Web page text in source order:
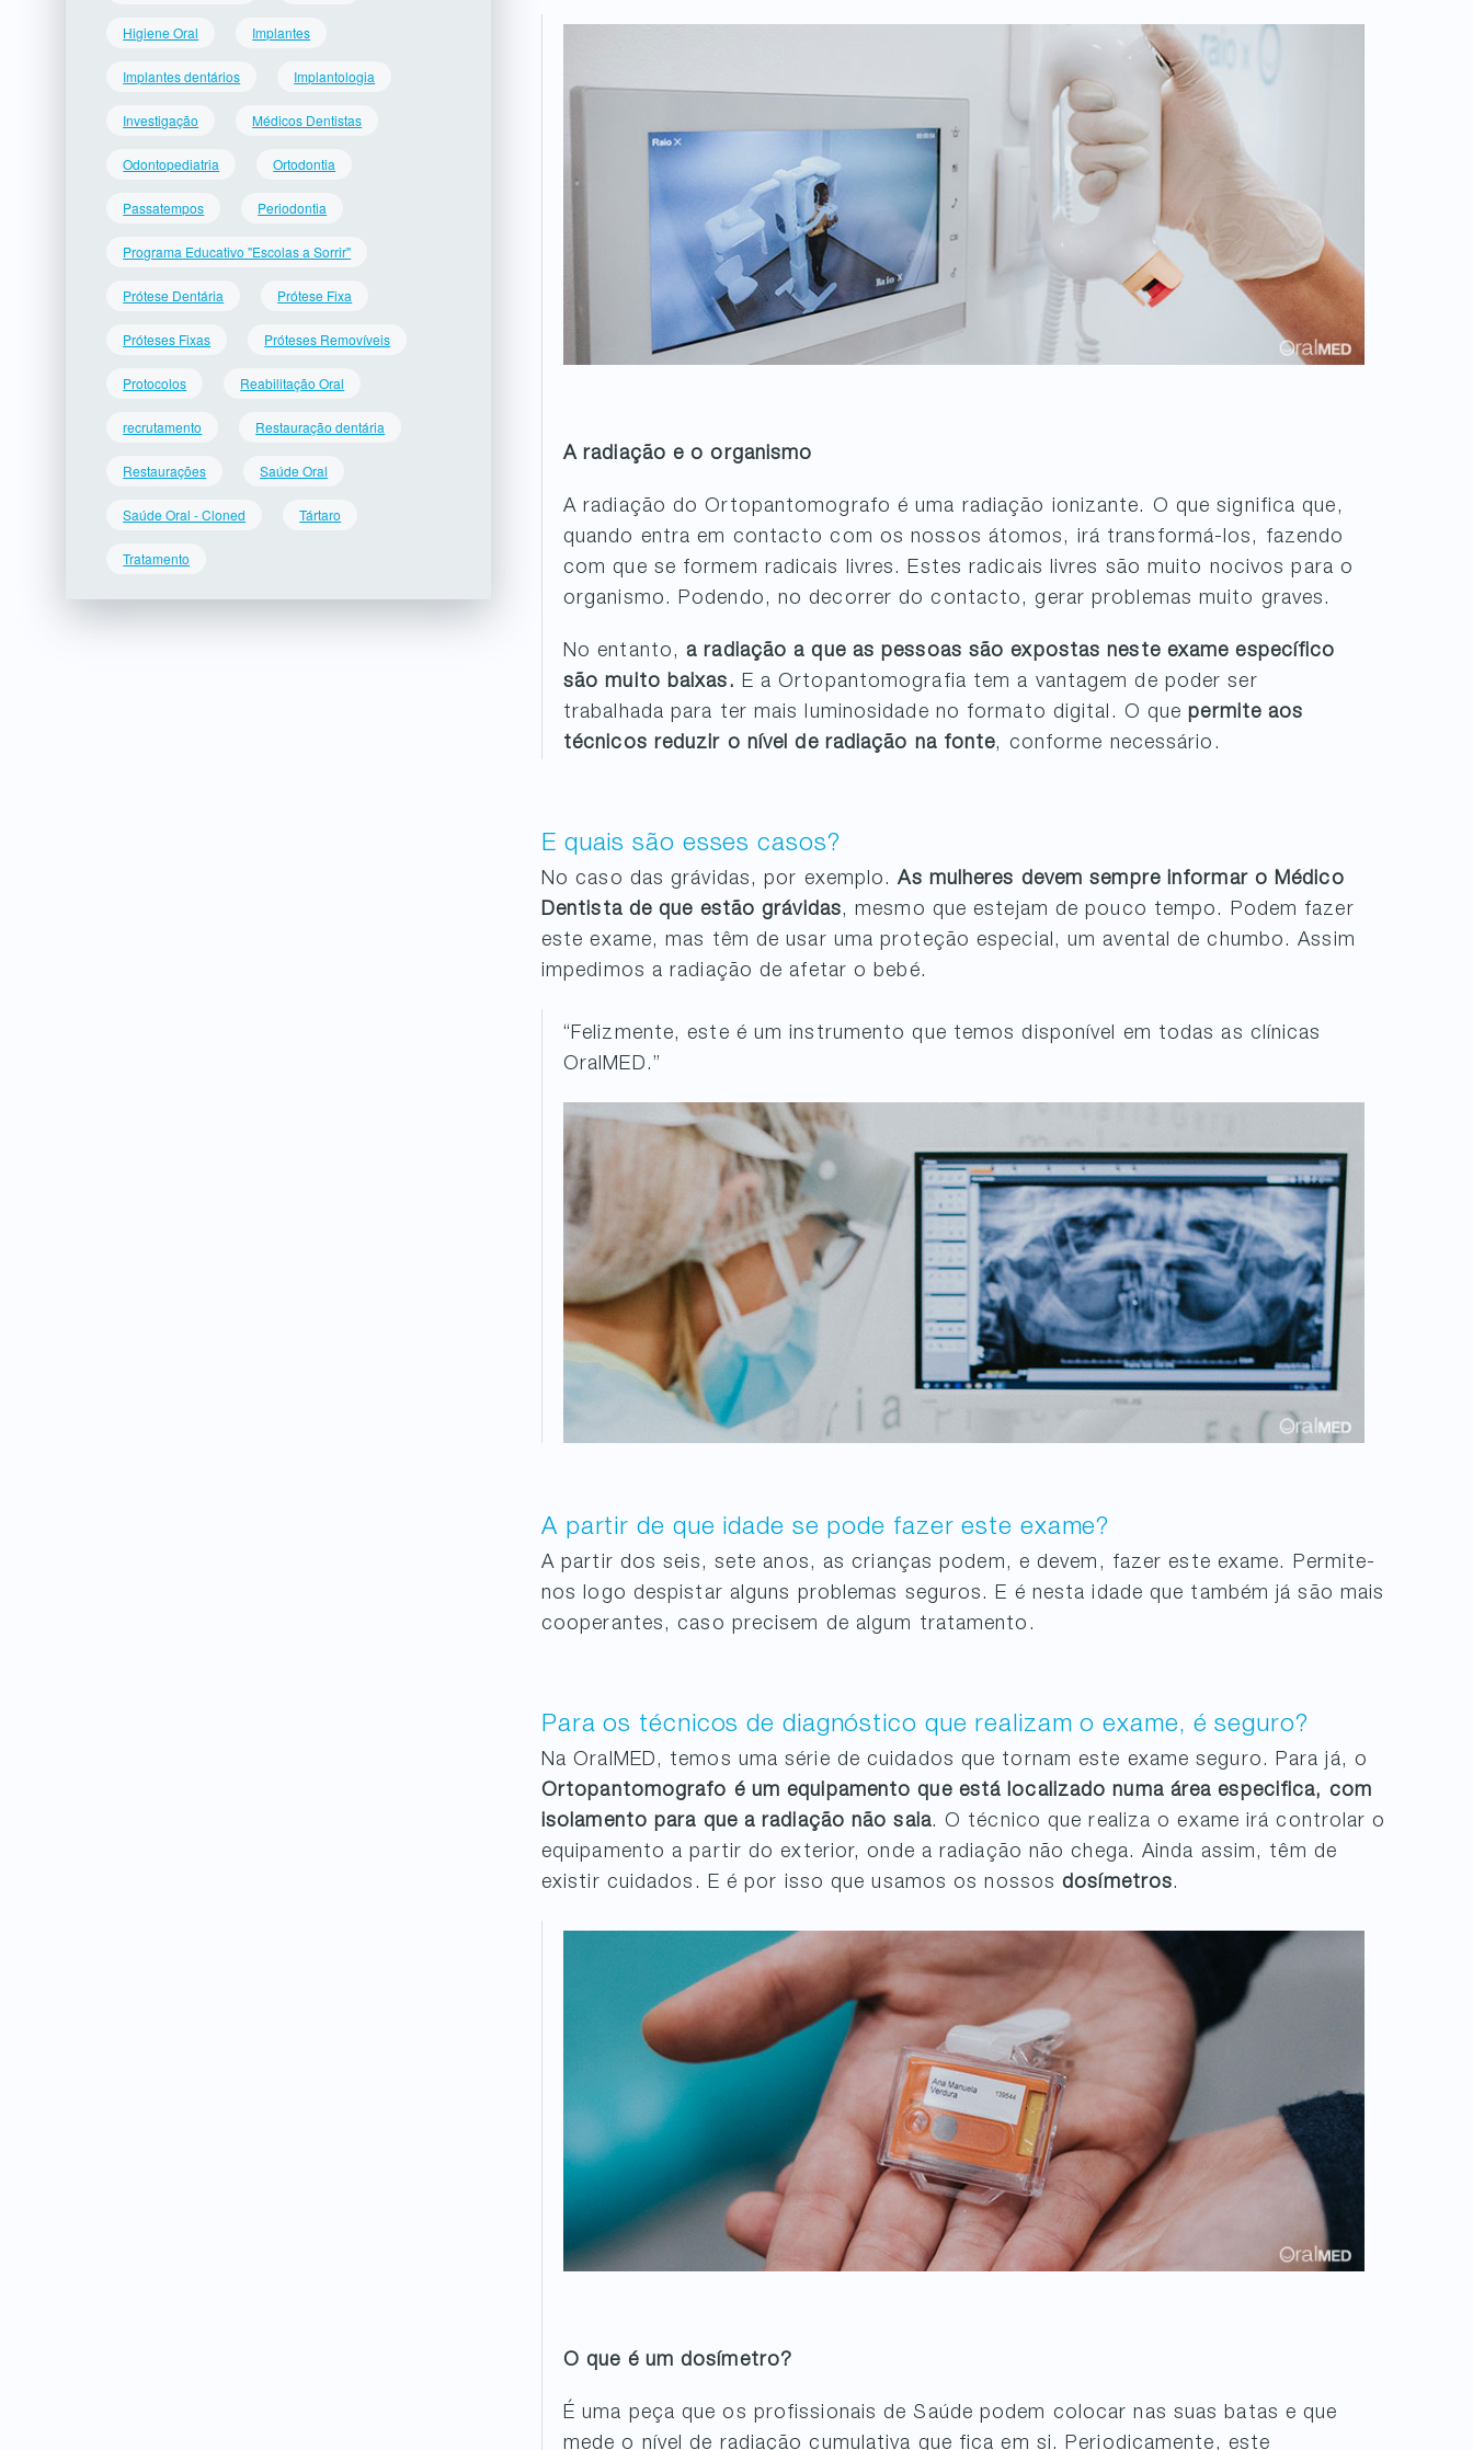
A radiação e o organismo
A radiação do Ortopantomografo é uma radiação ionizante. O que significa que,
quando entra em contacto com os nossos átomos, irá transformá-los, fazendo
com que se formem radicais livres. Estes radicais livres são muito nocivos para o
organismo. Podendo, no decorrer do contacto, gerar problemas muito graves.
No entanto, a radiação a que as pessoas são expostas neste exame específico
são muito baixas. E a Ortopantomografia tem a vantagem de poder ser
trabalhada para ter mais luminosidade no formato digital. O que permite aos
técnicos reduzir o nível de radiação na fonte, conforme necessário.
E quais são esses casos?
No caso das grávidas, por exemplo.As mulheres devem sempre informar o Médico
Dentista de que estão grávidas, mesmo que estejam de pouco tempo. Podem fazer
este exame, mas têm de usar uma proteção especial, um avental de chumbo. Assim
impedimos a radiação de afetar o bebé.
“Felizmente, este é um instrumento que temos disponível em todas as clínicas
OralMED.”
A partir de que idade se pode fazer este exame?
A partir dos seis, sete anos, as crianças podem, e devem, fazer este exame. Permite-
nos logo despistar alguns problemas seguros. E é nesta idade que também já são mais
cooperantes, caso precisem de algum tratamento.
Para os técnicos de diagnóstico que realizam o exame, é seguro?
Na OralMED, temos uma série de cuidados que tornam este exame seguro. Para já, o
Ortopantomografo é um equipamento que está localizado numa área especifica, com
isolamento para que a radiação não saia. O técnico que realiza o exame irá controlar o
equipamento a partir do exterior, onde a radiação não chega. Ainda assim, têm de
existir cuidados. E é por isso que usamos os nossosdosímetros.
O que é um dosímetro?
É uma peça que os profissionais de Saúde podem colocar nas suas batas e que
mede o nível de radiação cumulativa que fica em si. Periodicamente, este
Higiene Oral Implantes
Implantes dentários Implantologia
Investigação Médicos Dentistas
Odontopediatria Ortodontia
Passatempos Periodontia
Programa Educativo "Escolas a Sorrir"
Prótese Dentária Prótese Fixa
Próteses Fixas Próteses Removíveis
Protocolos Reabilitação Oral
recrutamento Restauração dentária
Restaurações Saúde Oral
Saúde Oral - Cloned Tártaro
Tratamento